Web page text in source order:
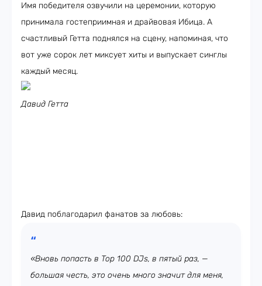
Имя победителя озвучили на церемонии, которую
принимала гостеприимная и драйвовая Ибица. А
счастливый Гетта поднялся на сцену, напоминая, что
вот уже сорок лет миксует хиты и выпускает синглы
каждый месяц.
Давид Гетта
Давид поблагодарил фанатов за любовь:
«Вновь попасть в Top 100 DJs, в пятый раз, —
большая честь, это очень много значит для меня,